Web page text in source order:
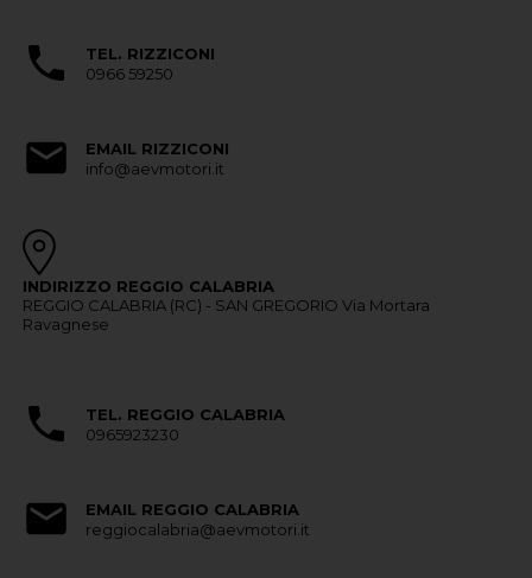
TEL. RIZZICONI
0966 59250
EMAIL RIZZICONI
info@aevmotori.it
INDIRIZZO REGGIO CALABRIA
REGGIO CALABRIA (RC) - SAN GREGORIO Via Mortara
Ravagnese
TEL. REGGIO CALABRIA
0965923230
EMAIL REGGIO CALABRIA
reggiocalabria@aevmotori.it